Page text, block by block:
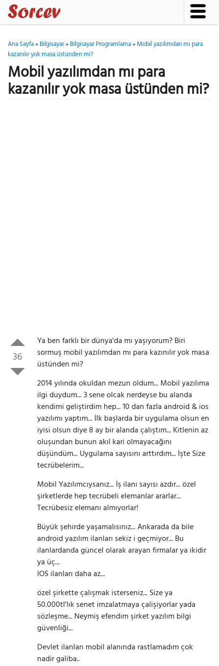
Ana Sayfa»Bilgisayar»Bilgisayar Programlama»Mobil yazılımdan mı para
kazanılır yok masa üstünden mi?
Mobil yazılımdan mı para
kazanılır yok masa üstünden mi?
36
Ya ben farklı bir dünya'da mı yaşıyorum? Biri
sormuş mobil yazılımdan mı para kazınılır yok masa
üstünden mi?
2014 yılında okuldan mezun oldum... Mobil yazılıma
ilgi duydum... 3 sene olcak nerdeyse bu alanda
kendimi geliştirdim hep... 10 dan fazla android & ios
yazılımı yaptım... İlk başlarda bir uygulama olsun en
iyisi olsun diye 8 ay bir alanda çalıştım... Kitlenin az
oluşundan bunun akıl kari olmayacağını
düşündüm... Uygulama sayısını arttırdım... İşte Size
tecrübelerim...
Mobil Yazılımcıysanız... İş ilanı sayısı azdır... özel
şirketlerde hep tecrübeli elemanlar ararlar...
Tecrübesiz elemanı almıyorlar!
Büyük şehirde yaşamalısınız... Ankarada da bile
android yazılım ilanları sekiz i geçmiyor... Bu
ilanlardanda güncel olarak arayan firmalar ya ikidir
ya üç...
IOS ilanları daha az...
özel şirkette çalışmak isterseniz... Size ya
50.000tl'lık senet imzalatmaya çalişiyorlar yada
sözleşme... Neymiş efendim şirket yazılım bilgi
güvenliği...
Devlet ilanları mobil alanında rastlamadım çok
nadir galiba..